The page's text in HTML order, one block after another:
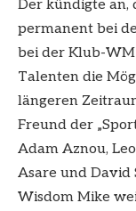
Der kündigte an,
permanent bei
bei der Klub-
Talenten die
längeren
Freund der
Adam Aznou,
Asare und David
Wisdom Mike